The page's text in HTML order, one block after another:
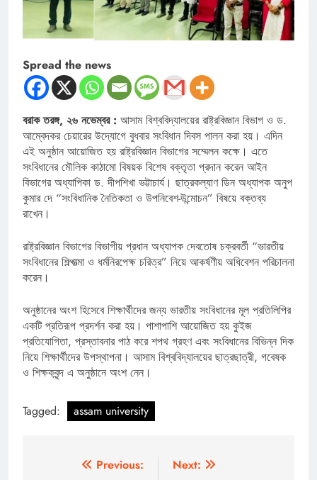
Spread the news
বরাক তরঙ্গ, ২৬ নভেম্বর : আসাম বিশ্ববিদ্যালয়ের রাষ্ট্রবিজ্ঞান বিভাগ ও ড.
আম্বেদকর চেয়ারের উদ্যোগে বুধবার সংবিধান দিবস পালন করা হয়। এদিন
এই অনুষ্ঠান আয়োজিত হয় রাষ্ট্রবিজ্ঞান বিভাগের সম্মেলন কক্ষে। এতে
সংবিধানের মৌলিক কাঠামো বিষয়ক বিশেষ বক্তৃতা প্রদান করেন আইন
বিভাগের অধ্যাপিকা ড. দীপশিখা ভট্টাচার্য। ছাত্রকল্যাণ ডিন অধ্যাপক অনুপ
কুমার দে “সংবিধানিক নৈতিকতা ও উপনিবেশ-উন্মোচন” বিষয়ে বক্তব্য
রাখেন।
রাষ্ট্রবিজ্ঞান বিভাগের বিভাগীয় প্রধান অধ্যাপক দেবতোষ চক্রবর্তী “ভারতীয়
সংবিধানের শিল্পাত্মা ও ধর্মনিরপেক্ষ চরিত্র” নিয়ে আকর্ষণীয় অধিবেশন পরিচালনা
করেন।
অনুষ্ঠানের অংশ হিসেবে শিক্ষার্থীদের জন্য ভারতীয় সংবিধানের মূল প্রতিলিপির
একটি প্রতিরূপ প্রদর্শন করা হয়। পাশাপাশি আয়োজিত হয় কুইজ
প্রতিযোগিতা, প্রস্তাবনার পাঠ করে শপথ গ্রহণ এবং সংবিধানের বিভিন্ন দিক
নিয়ে শিক্ষার্থীদের উপস্থাপনা। আসাম বিশ্ববিদ্যালয়ের ছাত্রছাত্রী, গবেষক
ও শিক্ষকবৃন্দ এ অনুষ্ঠানে অংশ নেন।
Tagged: assam university
Previous:
Next: